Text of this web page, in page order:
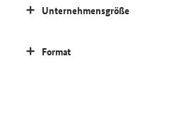
Unternehmensgröße
Format